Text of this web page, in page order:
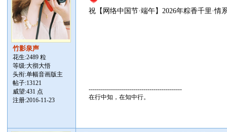
竹影泉声
花生:2489 粒
等级:大彻大悟
头衔:单幅音画版主
帖子:13121
威望:431 点
注册:2016-11-23
祝【网络中国节·端午】2026年粽香千里·
----------------------------------------------
在行中知，在知中行。